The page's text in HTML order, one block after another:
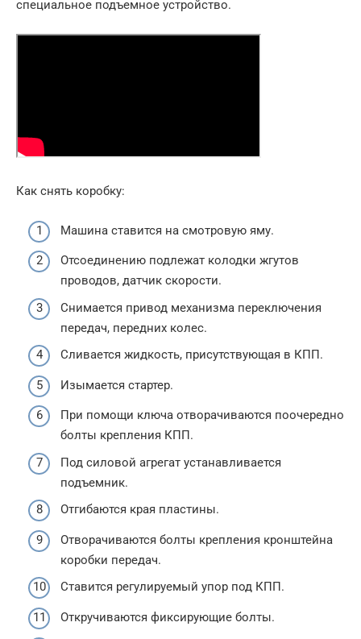
специальное подъемное устройство.
Как снять коробку:
Машина ставится на смотровую яму.
Отсоединению подлежат колодки жгутов
проводов, датчик скорости.
Снимается привод механизма переключения
передач, передних колес.
Сливается жидкость, присутствующая в КПП.
Изымается стартер.
При помощи ключа отворачиваются поочередно
болты крепления КПП.
Под силовой агрегат устанавливается
подъемник.
Отгибаются края пластины.
Отворачиваются болты крепления кронштейна
коробки передач.
Ставится регулируемый упор под КПП.
Откручиваются фиксирующие болты.